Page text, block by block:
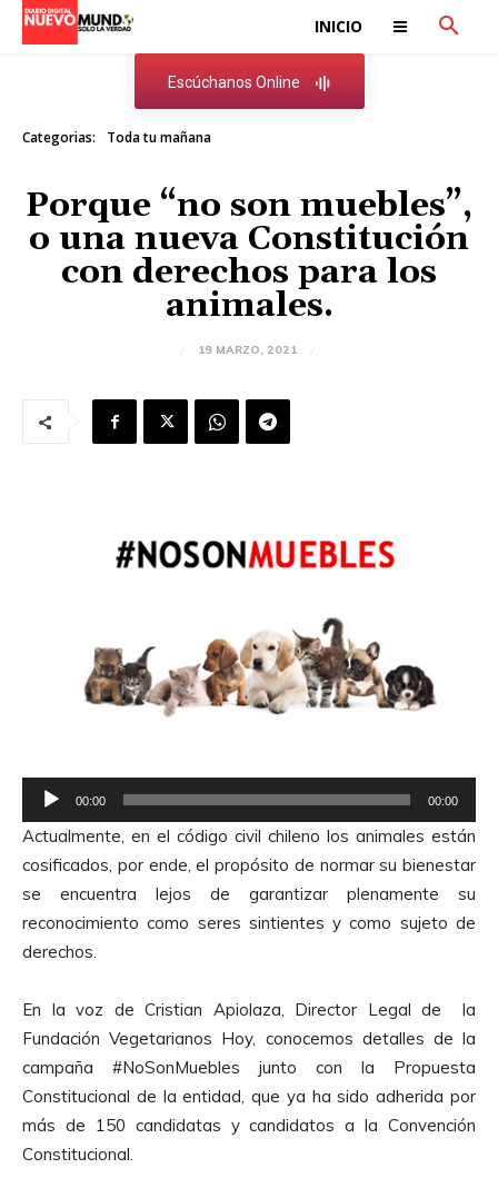
INICIO
Escúchanos Online
Categorias: Toda tu mañana
Porque “no son muebles”,
o una nueva Constitución
con derechos para los
animales.
19 MARZO, 2021
e
p
r
o
d
u
t
o
r
d
e
A
00:00 00:00
Actualmente, en el código civil chileno los animales están
cosificados, por ende, el propósito de normar su bienestar
se encuentra lejos de garantizar plenamente su
reconocimiento como seres sintientes y como sujeto de
derechos.
En la voz de Cristian Apiolaza, Director Legal de la
Fundación Vegetarianos Hoy, conocemos detalles de la
campaña #NoSonMuebles junto con la Propuesta
Constitucional de la entidad, que ya ha sido adherida por
más de 150 candidatas y candidatos a la Convención
Constitucional.